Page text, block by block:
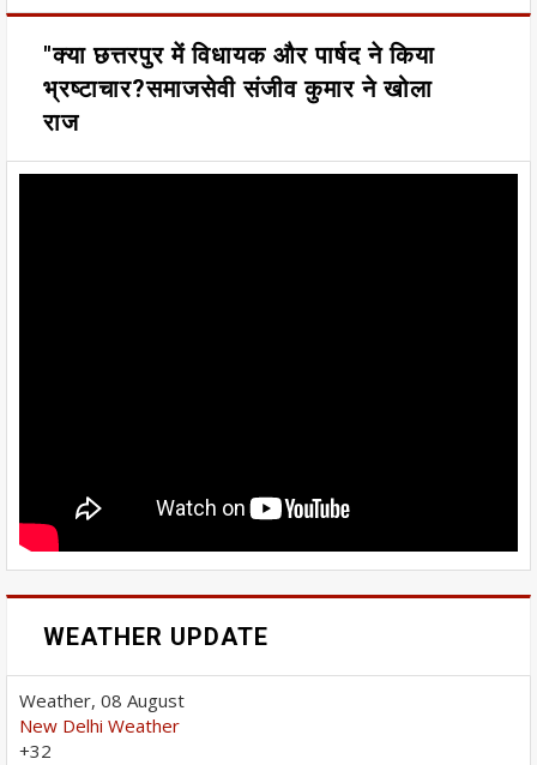
"क्या छत्तरपुर में विधायक और पार्षद ने किया
भ्रष्टाचार?समाजसेवी संजीव कुमार ने खोला
राज
WEATHER UPDATE
Weather, 08 August
New Delhi Weather
+32